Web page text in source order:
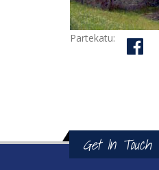
Partekatu:
Get In Touch